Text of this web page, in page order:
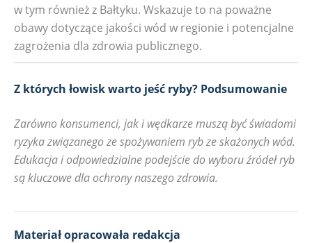
w tym również z Bałtyku. Wskazuje to na poważne
obawy dotyczące jakości wód w regionie i potencjalne
zagrożenia dla zdrowia publicznego.
Z których łowisk warto jeść ryby? Podsumowanie
Zarówno konsumenci, jak i wędkarze muszą być świadomi
ryzyka związanego ze spożywaniem ryb ze skażonych wód.
Edukacja i odpowiedzialne podejście do wyboru źródeł ryb
są kluczowe dla ochrony naszego zdrowia.
Materiał opracowała redakcja